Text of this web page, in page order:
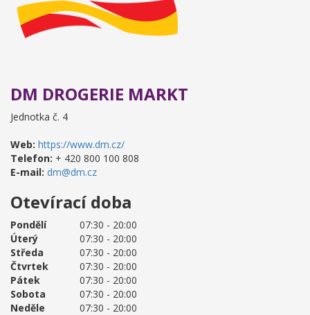
DM DROGERIE MARKT
Jednotka č. 4
Web: https://www.dm.cz/
Telefon: + 420 800 100 808
E-mail: dm@dm.cz
Otevírací doba
Pondělí
07:30 - 20:00
Úterý
07:30 - 20:00
Středa
07:30 - 20:00
Čtvrtek
07:30 - 20:00
Pátek
07:30 - 20:00
Sobota
07:30 - 20:00
Neděle
07:30 - 20:00